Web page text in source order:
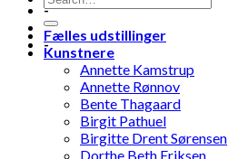
-
-
Fælles udstillinger
Kunstnere
Annette Kamstrup
Annette Rønnov
Bente Thagaard
Birgit Pathuel
Birgitte Drent Sørensen
Dorthe Beth Eriksen